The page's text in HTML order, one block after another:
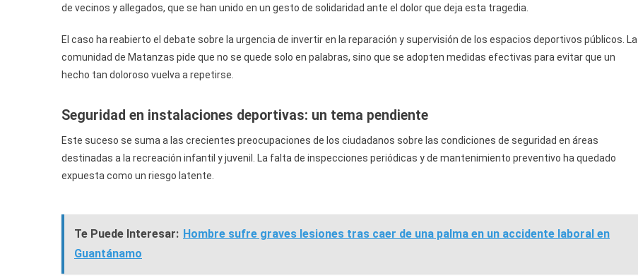
de vecinos y allegados, que se han unido en un gesto de solidaridad ante el dolor que deja esta tragedia.
El caso ha reabierto el debate sobre la urgencia de invertir en la reparación y supervisión de los espacios deportivos públicos. La
comunidad de Matanzas pide que no se quede solo en palabras, sino que se adopten medidas efectivas para evitar que un
hecho tan doloroso vuelva a repetirse.
Seguridad en instalaciones deportivas: un tema pendiente
Este suceso se suma a las crecientes preocupaciones de los ciudadanos sobre las condiciones de seguridad en áreas
destinadas a la recreación infantil y juvenil. La falta de inspecciones periódicas y de mantenimiento preventivo ha quedado
expuesta como un riesgo latente.
Te Puede Interesar: Hombre sufre graves lesiones tras caer de una palma en un accidente laboral en
Guantánamo